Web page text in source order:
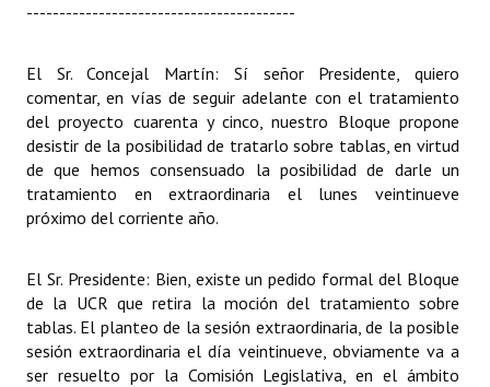
-----------------------------------------
El Sr. Concejal Martín: Sí señor Presidente, quiero
comentar, en vías de seguir adelante con el tratamiento
del proyecto cuarenta y cinco, nuestro Bloque propone
desistir de la posibilidad de tratarlo sobre tablas, en virtud
de que hemos consensuado la posibilidad de darle un
tratamiento en extraordinaria el lunes veintinueve
próximo del corriente año.
El Sr. Presidente: Bien, existe un pedido formal del Bloque
de la UCR que retira la moción del tratamiento sobre
tablas. El planteo de la sesión extraordinaria, de la posible
sesión extraordinaria el día veintinueve, obviamente va a
ser resuelto por la Comisión Legislativa, en el ámbito